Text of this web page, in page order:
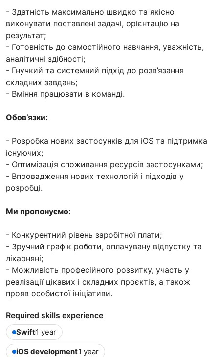
- Здатність максимально швидко та якісно
виконувати поставлені задачі, орієнтацію на
результат;
- Готовність до самостійного навчання, уважність,
аналітичні здібності;
- Гнучкий та системний підхід до розв’язання
складних завдань;
- Вміння працювати в команді.
Обов’язки:
- Розробка нових застосунків для iOS та підтримка
існуючих;
- Оптимізація споживання ресурсів застосунками;
- Впровадження нових технологій і підходів у
розробці.
Ми пропонуємо:
- Конкурентний рівень заробітної плати;
- Зручний графік роботи, оплачувану відпустку та
лікарняні;
- Можливість професійного розвитку, участь у
реалізації цікавих і складних проєктів, а також
прояв особистої ініціативи.
Required skills experience
Swift1 year
iOS development1 year